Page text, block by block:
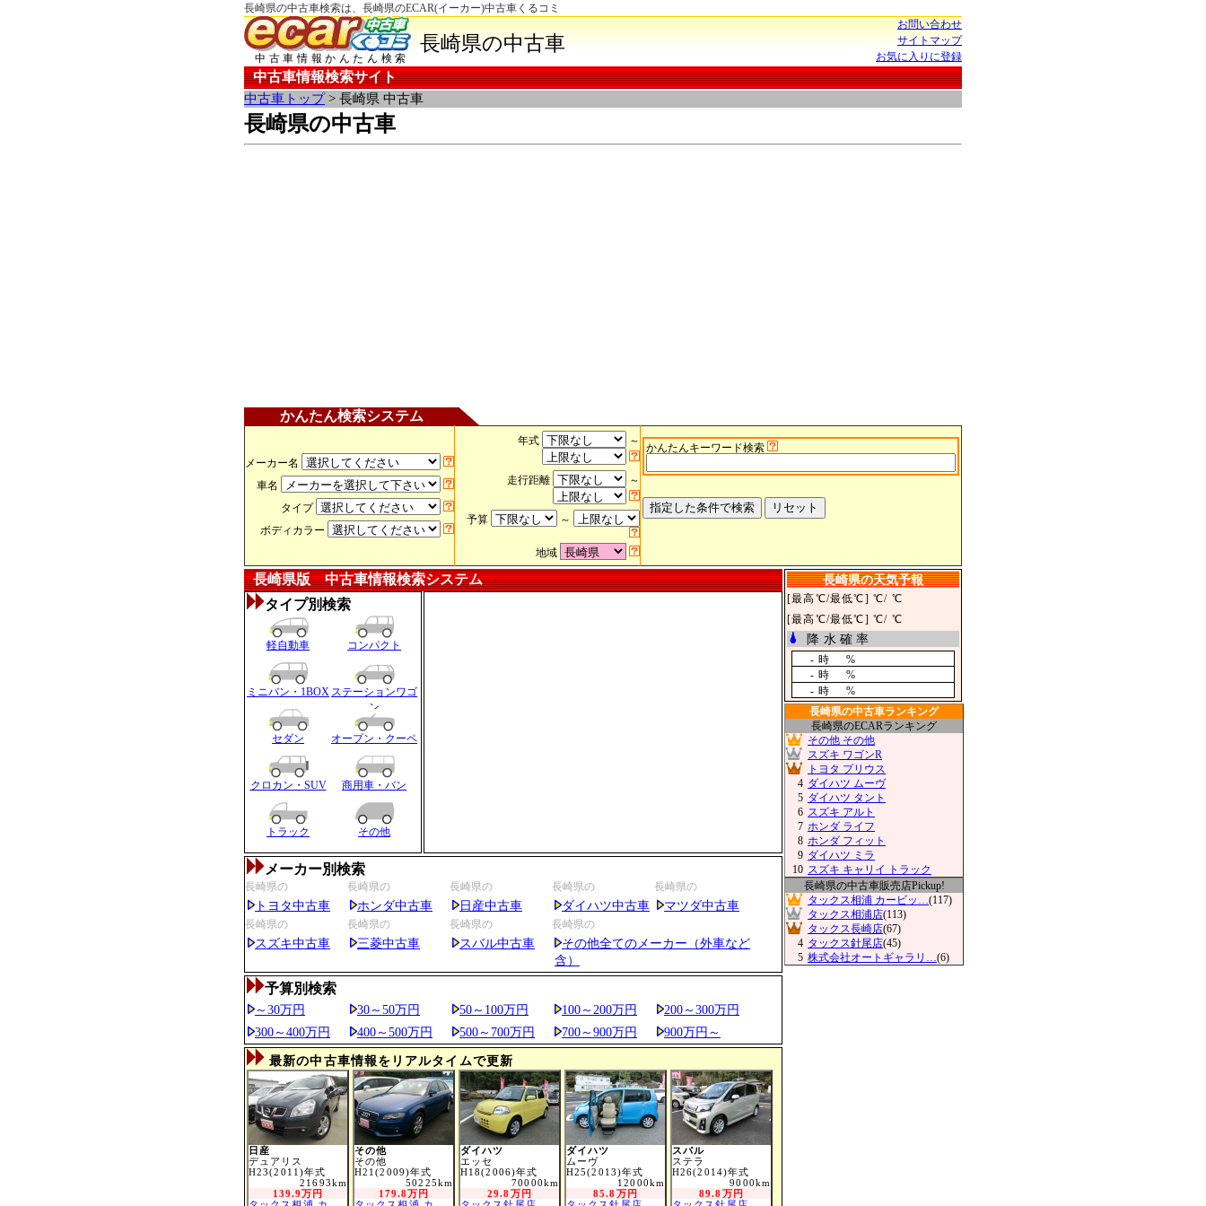
長崎県の中古車検索は、長崎県のECAR(イーカー)中古車くるコミ
中古車情報かんたん検索
長崎県の中古車
お問い合わせ
サイトマップ
お気に入りに登録
中古車情報検索サイト
中古車トップ> 長崎県 中古車
長崎県の中古車
かんたん検索システム
メーカー名
車名
タイプ
ボディカラー
年式 ～
走行距離 ～
予算 ～
地域
かんたんキーワード検索
長崎県版 中古車情報検索システム
タイプ別検索
軽自動車 コンパクト
ミニバン・1BOX ステーションワゴ
ン
セダン オープン・クーペ
クロカン・SUV 商用車・バン
トラック その他
メーカー別検索
長崎県の
トヨタ中古車
長崎県の
ホンダ中古車
長崎県の
日産中古車
長崎県の
ダイハツ中古車
長崎県の
マツダ中古車
長崎県の
スズキ中古車
長崎県の
三菱中古車
長崎県の
スバル中古車
長崎県の
その他全てのメーカー（外車など
含）
予算別検索
～30万円 30～50万円 50～100万円 100～200万円
200～300万円
300～400万円
400～500万円 500～700万円 700～900万円
900万円～
最新の中古車情報をリアルタイムで更新
日産
デュアリス
H23(2011)年式
21693km
139.9万円
その他
その他
H21(2009)年式
50225km
179.8万円
ダイハツ
エッセ
H18(2006)年式
70000km
29.8万円
ダイハツ
ムーヴ
H25(2013)年式
12000km
85.8万円
スバル
ステラ
H26(2014)年式
9000km
89.8万円
長崎県の天気予報
[最高℃/最低℃] ℃/ ℃
[最高℃/最低℃] ℃/ ℃
降水確率
-時%
-時%
-時%
長崎県の中古車ランキング
長崎県のECARランキング
その他 その他
スズキ ワゴンR
トヨタ プリウス
4 ダイハツ ムーヴ
5 ダイハツ タント
6 スズキ アルト
7 ホンダ ライフ
8 ホンダ フィット
9 ダイハツ ミラ
10 スズキ キャリイ トラック
長崎県の中古車販売店Pickup!
タックス相浦 カービッ…(117)
タックス相浦店(113)
タックス長崎店(67)
4 タックス針尾店(45)
5 株式会社オートギャラリ…(6)